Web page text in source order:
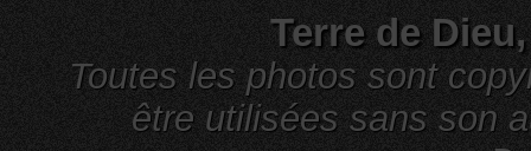
Terre de
Toutes les photos sont
être utilisées sans son